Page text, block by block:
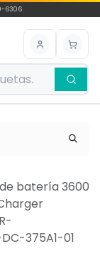
6306
batería 3600
375A1-01